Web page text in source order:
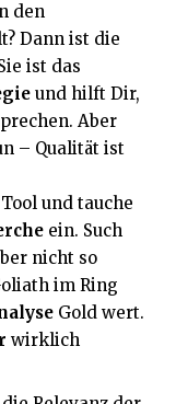
den
Dann ist die
ist das
und hilft Dir,
Aber
– Qualität ist
und tauche
ein. Such
nicht so
im Ring
Gold wert.
wirklich